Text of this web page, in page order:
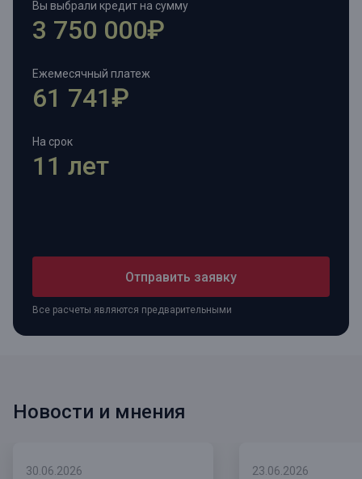
Вы выбрали кредит на сумму
3 750 000₽
Ежемесячный платеж
61 741₽
На срок
11 лет
Отправить заявку
Все расчеты являются предварительными
Новости и мнения
30.06.2026 23.06.2026